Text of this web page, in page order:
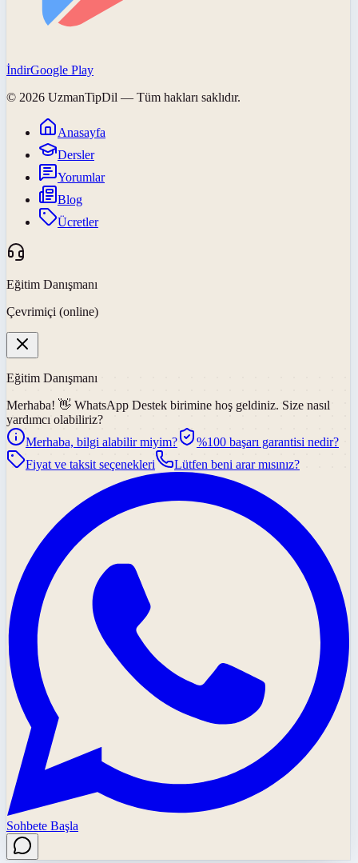
İndirGoogle Play
© 2026 UzmanTipDil — Tüm hakları saklıdır.
Anasayfa
Dersler
Yorumlar
Blog
Ücretler
Eğitim Danışmanı
Çevrimiçi (online)
Eğitim Danışmanı
Merhaba! 👋 WhatsApp Destek birimine hoş geldiniz. Size nasıl
yardımcı olabiliriz?
Merhaba, bilgi alabilir miyim?
%100 başarı garantisi nedir?
Fiyat ve taksit seçenekleri
Lütfen beni arar mısınız?
Sohbete Başla